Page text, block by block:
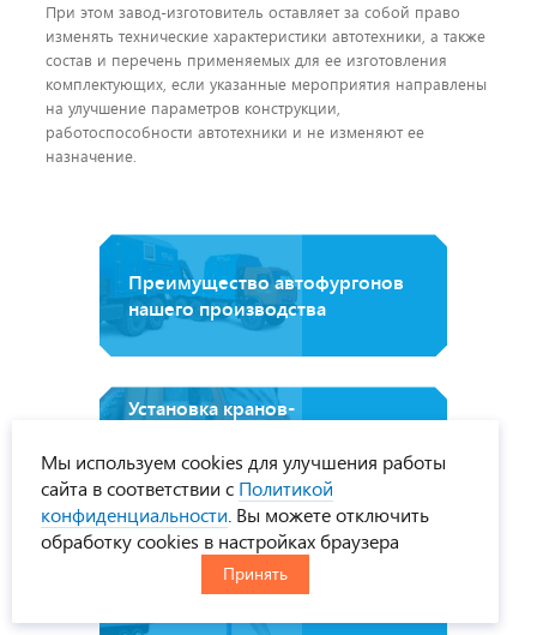
При этом завод-изготовитель оставляет за собой право
изменять технические характеристики автотехники, а также
состав и перечень применяемых для ее изготовления
комплектующих, если указанные мероприятия направлены
на улучшение параметров конструкции,
работоспособности автотехники и не изменяют ее
назначение.
Преимущество автофургонов
нашего производства
Установка кранов-
Преимущества нашей
конструкции.
Технология покраски
Мы используем cookies для улучшения работы
сайта в соответствии с Политикой
конфиденциальности . Вы можете отключить
обработку cookies в настройках браузера
Принять